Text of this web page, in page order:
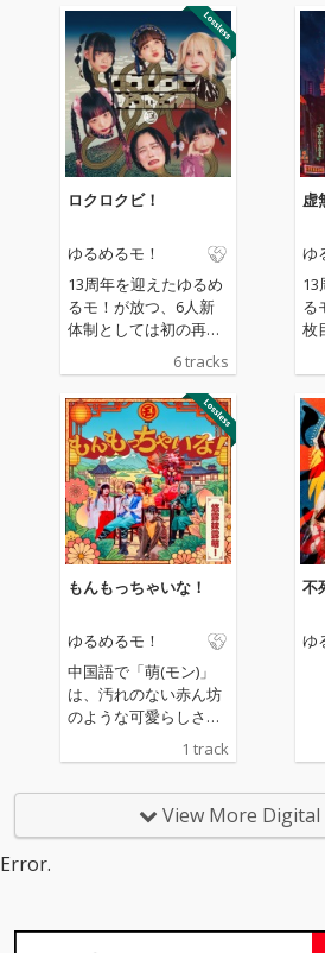
ロクロクビ！
ゆるめるモ！
13周年を迎えたゆるめ
るモ！が放つ、6人新
体制としては初の再録
ミニアルバム。これま
での歴史を彩ってきた
あの曲たちに、新たな
生命が吹き込まれま
す！ ろくろ首のよう
に長く長く続いていく
ゆるめるモ！から目を
離さないで！
6 tracks
虚
ゆ
13
る
枚
ム
を
し
棒
ぽ
ツ
ソ
ぶ
もんもっちゃいな！
ゆるめるモ！
中国語で「萌(モン)」
は、汚れのない赤ん坊
のような可愛らしさを
にもなった造語「もん
の姿で素直に可愛くす
ること」を意味してい
1 track
不
ゆ
View More Digital
Error.